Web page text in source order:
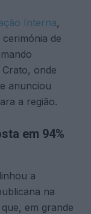
Interna,
de
onde
anunciou
a região.
em 94%
a
na
em grande